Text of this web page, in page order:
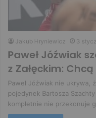
Jakub Hryniewicz 3
Paweł Jóźwiak
z Załęckim:
Paweł Jóźwiak nie
pojedynek Bartosza
kompletnie nie przekonuje